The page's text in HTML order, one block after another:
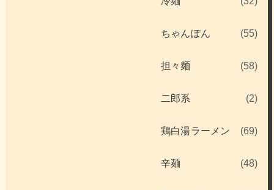
ちゃんぽん (55)
担々麺 (58)
二郎系 (2)
鶏白湯ラーメン (69)
辛麺 (48)